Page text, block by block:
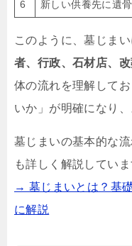
6 新しい供養先に遺
このように、墓じま
者、行政、石材店、
体の流れを理解して
いか」が明確になり
墓じまいの基本的な
も詳しく解説していま
→ 墓じまいとは？基
に解説